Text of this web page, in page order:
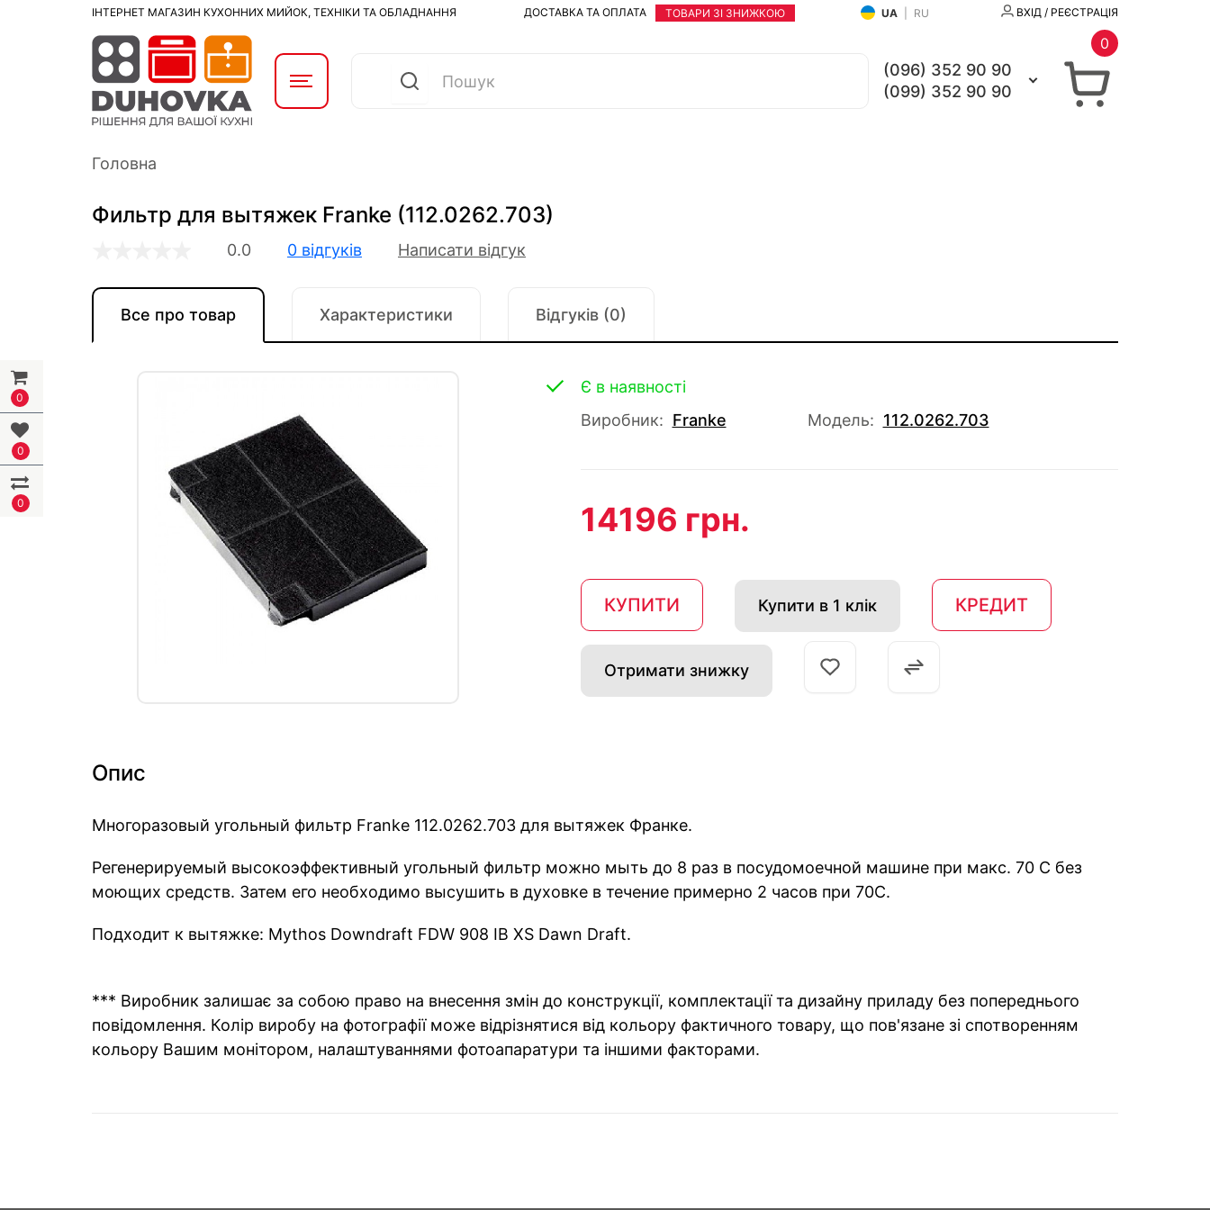
0
0
0
ІНТЕРНЕТ МАГАЗИН КУХОННИХ МИЙОК, ТЕХНІКИ ТА ОБЛАДНАННЯ ДОСТАВКА ТА ОПЛАТА ТОВАРИ ЗІ ЗНИЖКОЮ UA RU ВХІД / РЕЄСТРАЦІЯ
(096) 352 90 90
(099) 352 90 90
0
Головна
Фильтр для вытяжек Franke (112.0262.703)
0.0 0 відгуків Написати відгук
Все про товар Характеристики Відгуків (0)
Є в наявності
Виробник: Franke Модель: 112.0262.703
14196 грн.
КУПИТИ Купити в 1 клік КРЕДИТ
Отримати знижку
Опис
Многоразовый угольный фильтр Franke 112.0262.703 для вытяжек Франке.
Регенерируемый высокоэффективный угольный фильтр можно мыть до 8 раз в посудомоечной машине при макс. 70 С без
моющих средств. Затем его необходимо высушить в духовке в течение примерно 2 часов при 70С.
Подходит к вытяжке: Mythos Downdraft FDW 908 IB XS Dawn Draft.
*** Виробник залишає за собою право на внесення змін до конструкції, комплектації та дизайну приладу без попереднього
повідомлення. Колір виробу на фотографії може відрізнятися від кольору фактичного товару, що пов'язане зі спотворенням
кольору Вашим монітором, налаштуваннями фотоапаратури та іншими факторами.